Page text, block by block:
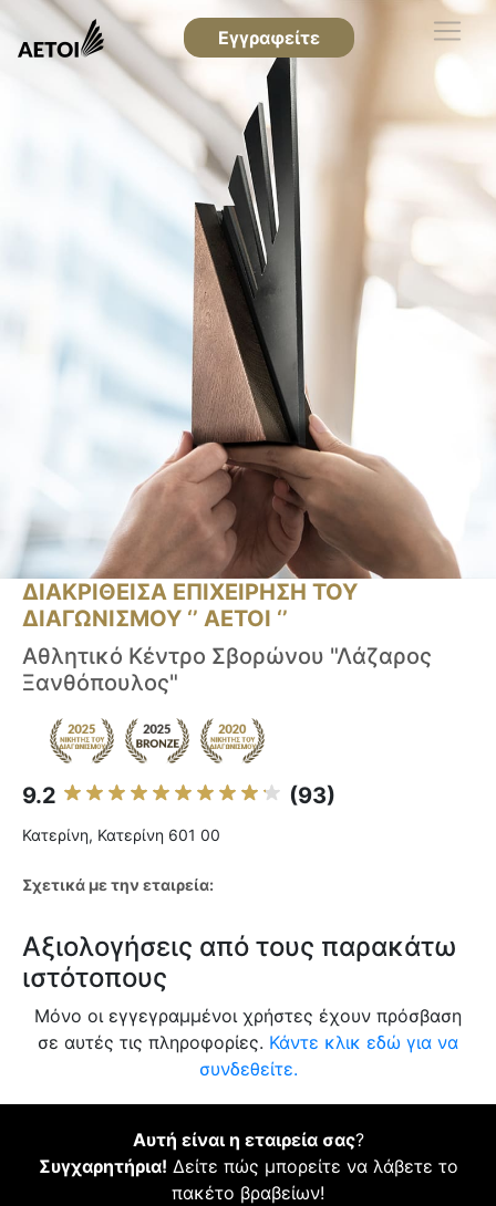
Εγγραφείτε
ΔΙΑΚΡΙΘΕΙΣΑ ΕΠΙΧΕΙΡΗΣΗ ΤΟΥ
ΔΙΑΓΩΝΙΣΜΟΥ ‘’ ΑΕΤΟΙ ‘’
Αθλητικό Κέντρο Σβορώνου "Λάζαρος
Ξανθόπουλος"
9.2 (93)
Κατερίνη, Κατερίνη 601 00
Σχετικά με την εταιρεία:
Αξιολογήσεις από τους παρακάτω
ιστότοπους
Μόνο οι εγγεγραμμένοι χρήστες έχουν πρόσβαση
σε αυτές τις πληροφορίες. Κάντε κλικ εδώ για να
συνδεθείτε.
Αυτή είναι η εταιρεία σας?
Συγχαρητήρια! Δείτε πώς μπορείτε να λάβετε το
πακέτο βραβείων!